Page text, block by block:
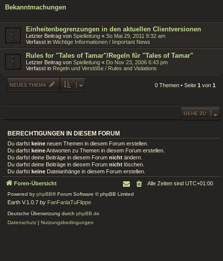
Bekanntmachungen
Einheitenbegrenzungen in den aktuellen Clientversionen
Letzter Beitrag von Spielleitung « So Mai 29, 2011 9:32 am
Verfasst in Wichtige Informationen / Important News
Rules for "Tales of Tamar"/Regeln für "Tales of Tamar"
Letzter Beitrag von Spielleitung « Do Nov 23, 2006 6:43 pm
Verfasst in Regeln und Verstöße / Rules and Violations
NEUES THEMA 0 Themen • Seite 1 von 1
GEHE ZU
BERECHTIGUNGEN IN DIESEM FORUM
Du darfst keine neuen Themen in diesem Forum erstellen.
Du darfst keineAntworten zu Themen in diesem Forum erstellen.
Du darfst deine Beiträge in diesem Forum nicht ändern.
Du darfst deine Beiträge in diesem Forum nicht löschen.
Du darfst keine Dateianhänge in diesem Forum erstellen.
Foren-Übersicht Alle Zeiten sind UTC+01:00
Powered by phpBB® Forum Software © phpBB Limited
Earth V.1.0.7 by FanFanlaTuFlippe
Deutsche Übersetzung durch phpBB.de
Datenschutz | Nutzungsbedingungen